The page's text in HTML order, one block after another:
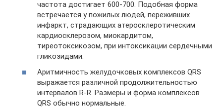
частота достигает 600-700. Подобная форма
встречается у пожилых людей, переживших
инфаркт, страдающих атеросклеротическим
кардиосклерозом, миокардитом,
тиреотоксикозом, при интоксикации сердечными
гликозидами.
Аритмичность желудочковых комплексов QRS
выражается различной продолжительностью
интервалов R-R. Размеры и форма комплексов
QRS обычно нормальные.